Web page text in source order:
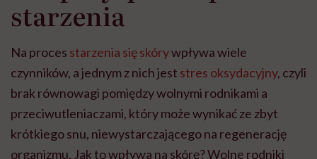
starzenia
Na proces starzenia się skórywpływa wiele
czynników, a jednym z nich jest stres oksydacyjny, czyli
brak równowagi pomiędzy wolnymi rodnikami a
przeciwutleniaczami, który może wynikać ze zbyt
krótkiego snu, niewystarczającego na regenerację
organizmu. Jak to wpływa na skórę? Wolne rodniki